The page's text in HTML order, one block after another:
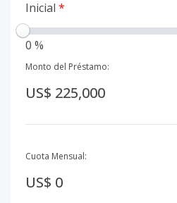
Inicial *
0 %
Monto del Préstamo:
US$ 225,000
Cuota Mensual:
US$ 0